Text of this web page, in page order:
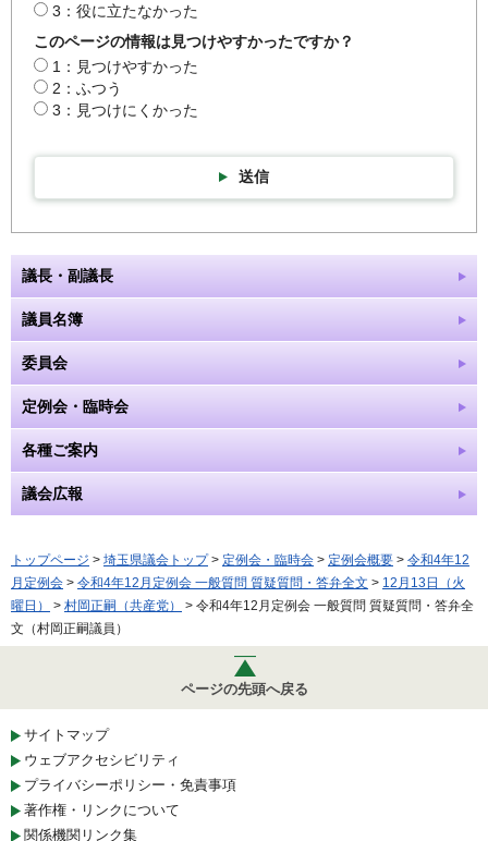
3：役に立たなかった
このページの情報は見つけやすかったですか？
1：見つけやすかった
2：ふつう
3：見つけにくかった
送信
議長・副議長
議員名簿
委員会
定例会・臨時会
各種ご案内
議会広報
トップページ > 埼玉県議会トップ> 定例会・臨時会 > 定例会概要 > 令和4年12
月定例会 > 令和4年12月定例会 一般質問 質疑質問・答弁全文 > 12月13日（火
曜日）
> 村岡正嗣（共産党）
> 令和4年12月定例会 一般質問 質疑質問・答弁全
文（村岡正嗣議員）
ページの先頭へ戻る
サイトマップ
ウェブアクセシビリティ
プライバシーポリシー・免責事項
著作権・リンクについて
関係機関リンク集